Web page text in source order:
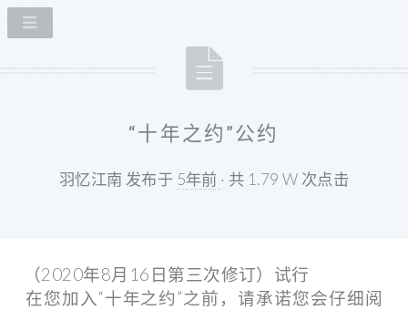
“十年之约”公约
羽忆江南 发布于 5年前 · 共 1.79 W 次点击
在您加入“十年之约”之前，请承诺您会仔细阅